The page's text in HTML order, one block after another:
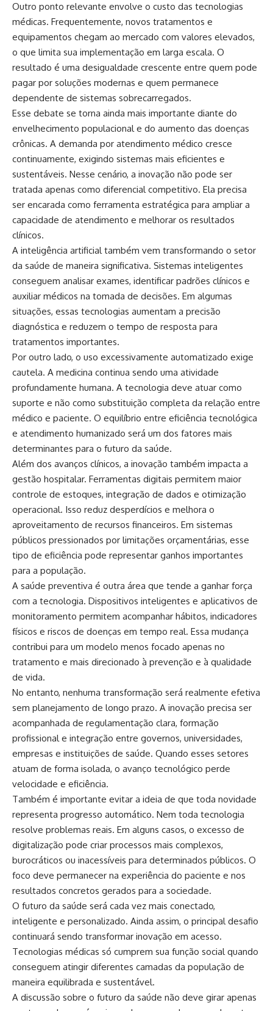
Outro ponto relevante envolve o custo das tecnologias
médicas. Frequentemente, novos tratamentos e
equipamentos chegam ao mercado com valores elevados,
o que limita sua implementação em larga escala. O
resultado é uma desigualdade crescente entre quem pode
pagar por soluções modernas e quem permanece
dependente de sistemas sobrecarregados.
Esse debate se torna ainda mais importante diante do
envelhecimento populacional e do aumento das doenças
crônicas. A demanda por atendimento médico cresce
continuamente, exigindo sistemas mais eficientes e
sustentáveis. Nesse cenário, a inovação não pode ser
tratada apenas como diferencial competitivo. Ela precisa
ser encarada como ferramenta estratégica para ampliar a
capacidade de atendimento e melhorar os resultados
clínicos.
A inteligência artificial também vem transformando o setor
da saúde de maneira significativa. Sistemas inteligentes
conseguem analisar exames, identificar padrões clínicos e
auxiliar médicos na tomada de decisões. Em algumas
situações, essas tecnologias aumentam a precisão
diagnóstica e reduzem o tempo de resposta para
tratamentos importantes.
Por outro lado, o uso excessivamente automatizado exige
cautela. A medicina continua sendo uma atividade
profundamente humana. A tecnologia deve atuar como
suporte e não como substituição completa da relação entre
médico e paciente. O equilíbrio entre eficiência tecnológica
e atendimento humanizado será um dos fatores mais
determinantes para o futuro da saúde.
Além dos avanços clínicos, a inovação também impacta a
gestão hospitalar. Ferramentas digitais permitem maior
controle de estoques, integração de dados e otimização
operacional. Isso reduz desperdícios e melhora o
aproveitamento de recursos financeiros. Em sistemas
públicos pressionados por limitações orçamentárias, esse
tipo de eficiência pode representar ganhos importantes
para a população.
A saúde preventiva é outra área que tende a ganhar força
com a tecnologia. Dispositivos inteligentes e aplicativos de
monitoramento permitem acompanhar hábitos, indicadores
físicos e riscos de doenças em tempo real. Essa mudança
contribui para um modelo menos focado apenas no
tratamento e mais direcionado à prevenção e à qualidade
de vida.
No entanto, nenhuma transformação será realmente efetiva
sem planejamento de longo prazo. A inovação precisa ser
acompanhada de regulamentação clara, formação
profissional e integração entre governos, universidades,
empresas e instituições de saúde. Quando esses setores
atuam de forma isolada, o avanço tecnológico perde
velocidade e eficiência.
Também é importante evitar a ideia de que toda novidade
representa progresso automático. Nem toda tecnologia
resolve problemas reais. Em alguns casos, o excesso de
digitalização pode criar processos mais complexos,
burocráticos ou inacessíveis para determinados públicos. O
foco deve permanecer na experiência do paciente e nos
resultados concretos gerados para a sociedade.
O futuro da saúde será cada vez mais conectado,
inteligente e personalizado. Ainda assim, o principal desafio
continuará sendo transformar inovação em acesso.
Tecnologias médicas só cumprem sua função social quando
conseguem atingir diferentes camadas da população de
maneira equilibrada e sustentável.
A discussão sobre o futuro da saúde não deve girar apenas